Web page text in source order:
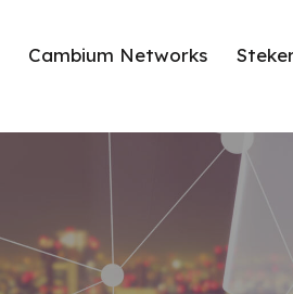
Cambium Networks